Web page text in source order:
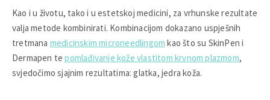
Kao i u životu, tako i u estetskoj medicini, za vrhunske rezultate
valja metode kombinirati. Kombinacijom dokazano uspješnih
tretmana medicinskim microneedlingom kao što su SkinPen i
Dermapen tepomlađivanje kože vlastitom krvnom plazmom,
svjedočimo sjajnim rezultatima: glatka, jedra koža.